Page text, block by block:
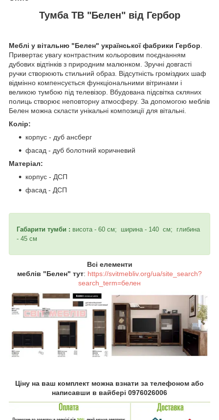
Тумба ТВ "Белен" від Гербор
Меблі у вітальню "Белен" української фабрики Гербор.
Привертає увагу контрастним кольоровим поєднанням
дубових відтінків з природним малюнком. Зручні довгасті
ручки створюють стильний образ. Відсутність громіздких шаф
відмінно компенсується функціональними вітринами і
великою тумбою під телевізор. Вбудована підсвітка скляних
полиць створює неповторну атмосферу. За допомогою меблів
Белен можна скласти унікальні композиції для вітальні.
Колір:
корпус - дуб ансберг
фасад - дуб болотний коричневий
Матеріал:
корпус - ДСП
фасад - ДСП
Габарити тумби : висота - 60 см; ширина - 140 см; глибина
- 45 см
Всі елементи
меблів "Белен" тут: https://svitmebliv.org/ua/site_search?
search_term=белен
Ціну на ваш комплект можна взнати за телефоном або
написавши в вайбері 0976026006